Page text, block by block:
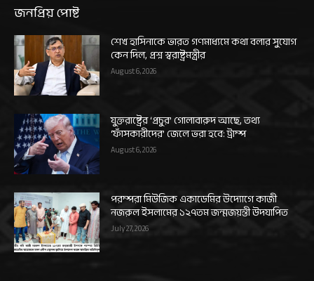
জনপ্রিয় পোষ্ট
শেখ হাসিনাকে ভারত গণমাধ্যমে কথা বলার সুযোগ
কেন দিল, প্রশ্ন স্বরাষ্ট্রমন্ত্রীর
August 6, 2026
যুক্তরাষ্ট্রের ‘প্রচুর’ গোলাবারুদ আছে, তথ্য
‘ফাঁসকারীদের’ জেলে ভরা হবে: ট্রাম্প
August 6, 2026
পরম্পরা মিউজিক একাডেমির উদ্যোগে কাজী
নজরুল ইসলামের ১২৭তম জন্মজয়ন্তী উদযাপিত
July 27, 2026